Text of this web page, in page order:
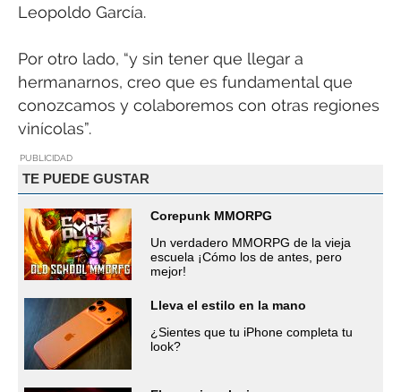
Leopoldo García.
Por otro lado, “y sin tener que llegar a
hermanarnos, creo que es fundamental que
conozcamos y colaboremos con otras regiones
vinícolas”.
PUBLICIDAD
TE PUEDE GUSTAR
Corepunk MMORPG
Un verdadero MMORPG de la vieja
escuela ¡Cómo los de antes, pero
mejor!
Lleva el estilo en la mano
¿Sientes que tu iPhone completa tu
look?